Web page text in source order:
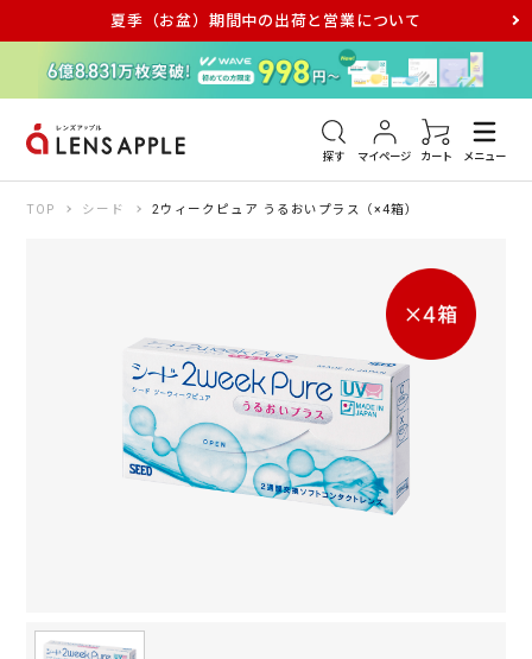
夏季（お盆）期間中の出荷と営業について
探す マイページ カート メニュー
アキュビュー メダリスト メガネ
TOP シード 2ウィークピュア うるおいプラス（×4箱）